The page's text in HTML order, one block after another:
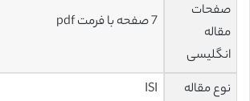
صفحات
مقاله
انگلیسی
7 صفحه با فرمت pdf
نوع مقاله
ISI